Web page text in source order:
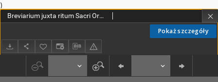
)
Pokaż szczegóły
Breviarium juxta ritum Sacri Ordinis Praedicatorum. Pars 1